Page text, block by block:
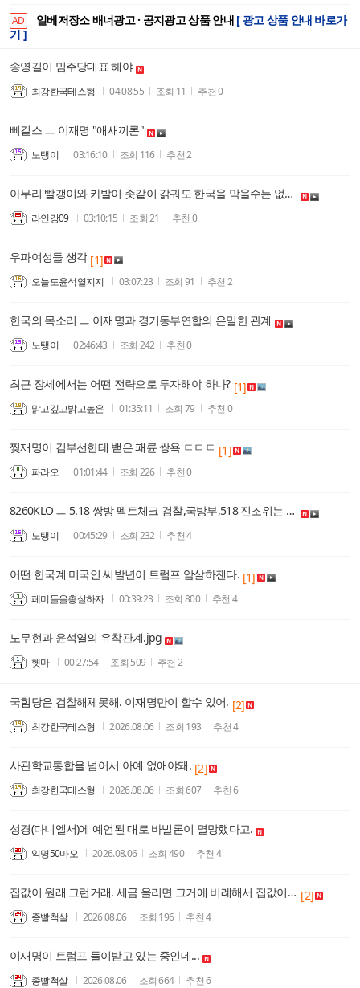
AD 일베저장소 배너광고 · 공지광고 상품 안내 [ 광고 상품 안내 바로가
기 ]
송영길이 밈주당대표 헤야
최강한국테스형 04:08:55 조회 11 추천0
삐길스 ㅡ 이재명 "애새끼론"
노탱이 03:16:10 조회 116 추천2
아무리 빨갱이와 카발이 좃같이 갉궈도 한국을 막을수는 없다!
라인강09 03:10:15 조회21 추천 0
우파여성들 생각 [1]
오늘도윤석열지지 03:07:23 조회 91 추천 2
한국의 목소리 ㅡ 이재명과 경기동부연합의 은밀한 관계
노탱이 02:46:43 조회 242 추천0
최근 장세에서는 어떤 전략으로 투자해야 하나? [1]
맑고깊고밝고높은 01:35:11 조회 79 추천 0
찢재명이 김부선한테 뱉은 패륜 쌍욕 ㄷㄷㄷ [1]
파라오 01:01:44 조회 226 추천0
8260KLO ㅡ 5.18 쌍방 펙트체크 검찰,국방부,518 진조위는 모두 북한군 관련....
노탱이 00:45:29 조회 232 추천4
어떤 한국계 미국인 씨발년이 트럼프 암살하잰다. [1]
페미들을총살하자 00:39:23 조회 800 추천 4
노무현과 윤석열의 유착관계.jpg
헷마 00:27:54 조회 509 추천 2
국힘당은 검찰해체못해. 이재명만이 할수 있어. [2]
최강한국테스형 2026.08.06 조회 193 추천4
사관학교통합을 넘어서 아예 없애야돼. [2]
최강한국테스형 2026.08.06 조회607 추천6
성경(다니엘서)에 예언된 대로 바빌론이 멸망했다고.
익명50마오 2026.08.06 조회 490 추천 4
집값이 원래 그런거래. 세금 올리면 그거에 비례해서 집값이 올라가는데.... [2]
종빨척살 2026.08.06 조회 196 추천4
이재명이 트럼프 들이받고 있는 중인데...
종빨척살 2026.08.06 조회664 추천6